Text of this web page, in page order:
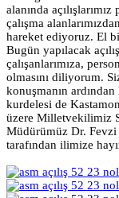
alanında
çalışma
hareket ediyoruz. El
Bugün yapılacak
çalışanlarımıza,
olmasını diliyorum.
konuşmanın
kurdelesi de
üzere Milletvekilimiz
Müdürümüz Dr.
tarafından ilimize